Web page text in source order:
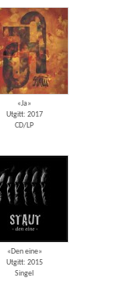
«Ja»
Utgitt: 2017
CD/LP
«Den eine»
Utgitt: 2015
Singel